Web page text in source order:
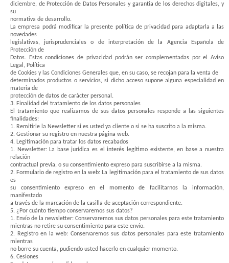
diciembre, de Protección de Datos Personales y garantía de los derechos digitales, y
su
normativa de desarrollo.
La empresa podrá modificar la presente política de privacidad para adaptarla a las
novedades
legislativas, jurisprudenciales o de interpretación de la Agencia Española de
Protección de
Datos. Estas condiciones de privacidad podrán ser complementadas por el Aviso
Legal, Política
de Cookies y las Condiciones Generales que, en su caso, se recojan para la venta de
determinados productos o servicios, si dicho acceso supone alguna especialidad en
materia de
protección de datos de carácter personal.
3. Finalidad del tratamiento de los datos personales
El tratamiento que realizamos de sus datos personales responde a las siguientes
finalidades:
1. Remitirle la Newsletter si es usted ya cliente o si se ha suscrito a la misma.
2. Gestionar su registro en nuestra página web.
4. Legitimación para tratar los datos recabados
1. Newsletter: La base jurídica es el interés legítimo existente, en base a nuestra
relación
contractual previa, o su consentimiento expreso para suscribirse a la misma.
2. Formulario de registro en la web: La legitimación para el tratamiento de sus datos
es
su consentimiento expreso en el momento de facilitarnos la información,
manifestado
a través de la marcación de la casilla de aceptación correspondiente.
5. ¿Por cuánto tiempo conservaremos sus datos?
1. Envío de la newsletter: Conservaremos sus datos personales para este tratamiento
mientras no retire su consentimiento para este envío.
2. Registro en la web: Conservaremos sus datos personales para este tratamiento
mientras
no borre su cuenta, pudiendo usted hacerlo en cualquier momento.
6. Cesiones